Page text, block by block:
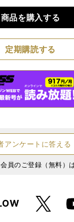
ページ
商品を購入する
定期購読する
アンケートに答える
員のご登録（無料）